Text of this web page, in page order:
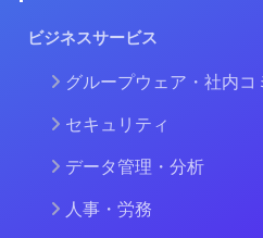
ビジネスサービス
グループウェア・社内
セキュリティ
データ管理・分析
人事・労務